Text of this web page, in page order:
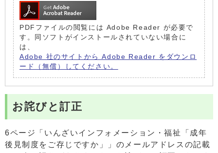
PDFファイルの閲覧には Adobe Reader が必要で
す。同ソフトがインストールされていない場合に
は、
Adobe 社のサイトから Adobe Reader をダウンロ
ード（無償）してください。
お詫びと訂正
6ページ「いんざいインフォメーション・福祉「成年
後見制度をご存じですか」」のメールアドレスの記載